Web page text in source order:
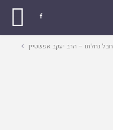

חבל נחלתו – הרב יעקב אפשטיין